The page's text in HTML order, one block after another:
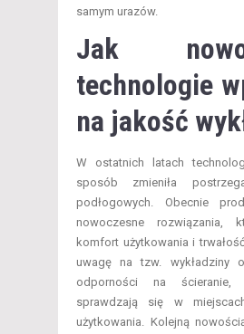
samym urazów.
Jak
technologie
na jakość
W ostatnich latach
sposób zmieniła
podłogowych. Obecnie
nowoczesne rozwiązania,
komfort użytkowania i
uwagę na tzw. wykładziny
odporności na ścieranie,
sprawdzają się w
użytkowania. Kolejną